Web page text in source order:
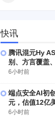
快讯
腾讯混元Hy
别、方言覆盖
6小时前
端点安全AI初
元，估值12亿
6小时前